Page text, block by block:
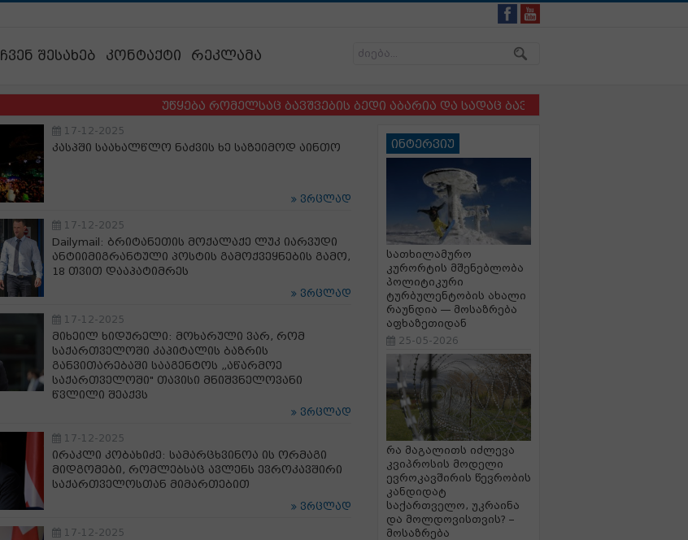
ჩვენ შესახებ კონტაქტი რეკლამა
უწყება რომელსაც ბავშვების ბედი აბარია და სადაც ბავშვსა და ძაღლს
17-12-2025
კასპში საახალწლო ნაძვის ხე საზეიმოდ აინთო
ვრცლად
17-12-2025
Dailymail: ბრიტანეთის მოქალაქე ლუკ იარვუდი
ანტიიმიგრანტული პოსტის გამოქვეყნების გამო,
18 თვით დააპატიმრეს
ვრცლად
17-12-2025
მიხეილ ხიდურელი: მოხარული ვარ, რომ
საქართველოში კაპიტალის ბაზრის
განვითარებაში სააგენტოს „აწარმოე
საქართველოში" თავისი მნიშვნელოვანი
წვლილი შეაქვს
ვრცლად
17-12-2025
ირაკლი კობახიძე: სამარცხვინოა ის ორმაგი
მიდგომები, რომლებსაც ავლენს ევროკავშირი
საქართველოსთან მიმართებით
ვრცლად
17-12-2025
ინტერვიუ
სათხილამურო
კურორტის მშენებლობა
პოლიტიკური
ტურბულენტობის ახალი
რაუნდია — მოსაზრება
აფხაზეთიდან
25-05-2026
რა მაგალითს იძლევა
კვიპროსის მოდელი
ევროკავშირის წევრობის
კანდიდატ
საქართველო, უკრაინა
და მოლდოვისთვის? –
მოსაზრება